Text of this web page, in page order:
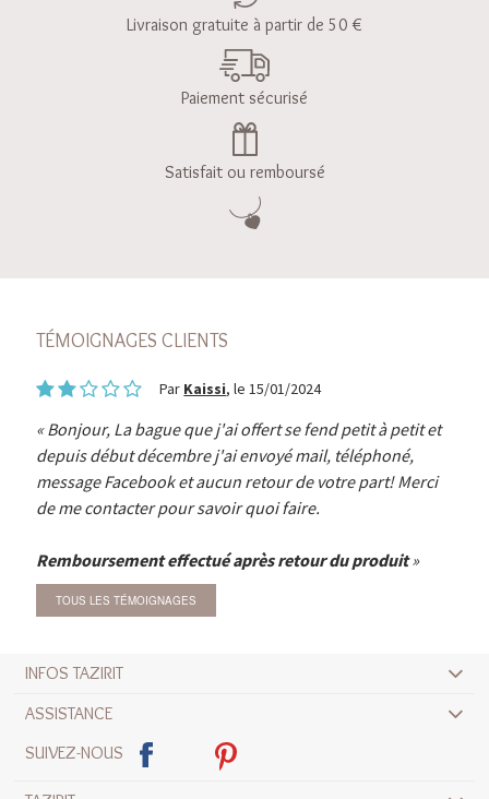
Livraison gratuite à partir de 50 €
Paiement sécurisé
Satisfait ou remboursé
TÉMOIGNAGES CLIENTS
Par Kaissi, le 15/01/2024
Bonjour, La bague que j'ai offert se fend petit à petit et
depuis début décembre j'ai envoyé mail, téléphoné,
message Facebook et aucun retour de votre part! Merci
de me contacter pour savoir quoi faire.
Remboursement effectué après retour du produit
TOUS LES TÉMOIGNAGES
INFOS TAZIRIT
ASSISTANCE
SUIVEZ-NOUS